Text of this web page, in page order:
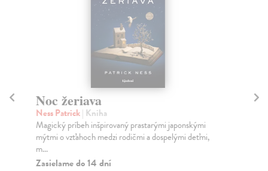
Noc žeriava
Ness Patrick| Kniha
Magický príbeh inšpirovaný prastarými japonskými
mýtmi o vzťahoch medzi rodičmi a dospelými deťmi,
m...
Zasielame do 14 dní